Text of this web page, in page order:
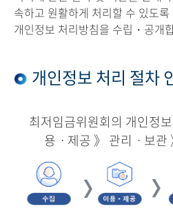
속하고 원활하게 처리할 수 있도
개인정보 처리방침을 수립・공개
개인정보 처리 절차
최저임금위원회의 개인정
용ㆍ제공 》 관리ㆍ보관